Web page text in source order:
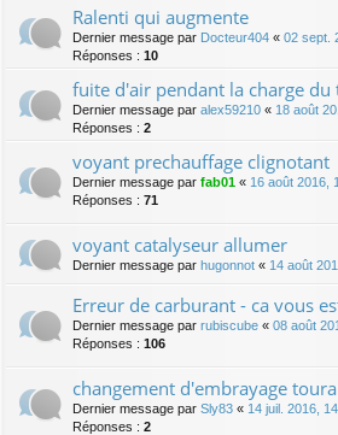
Ralenti qui augmente
Dernier message par Docteur404 « 02 sept.
Réponses : 10
fuite d'air pendant la charge du
Dernier message par alex59210 « 18 août
Réponses : 2
voyant prechauffage clignotant
Dernier message par fab01 « 16 août 2016,
Réponses : 71
voyant catalyseur allumer
Dernier message par hugonnot « 14 août
Erreur de carburant - ca vous
Dernier message par rubiscube « 08 août
Réponses : 106
changement d'embrayage
Dernier message par Sly83 « 14 juil. 2016,
Réponses : 2